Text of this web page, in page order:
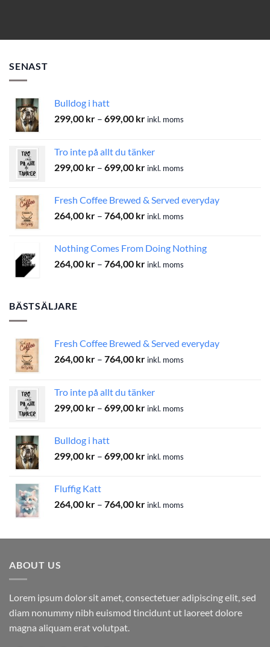
SENAST
Bulldog i hatt
299,00 kr – 699,00 krPrisintervall:
699,00 kr
inkl. moms
Tro inte på allt du tänker
299,00 kr – 699,00 krPrisintervall:
699,00 kr
inkl. moms
Fresh Coffee Brewed & Served everyday
264,00 kr – 764,00 krPrisintervall:
764,00 kr
inkl. moms
Nothing Comes From Doing Nothing
264,00 kr – 764,00 krPrisintervall:
inkl. moms
BÄSTSÄLJARE
Fresh Coffee Brewed & Served everyday
264,00 kr – 764,00 krPrisintervall:
764,00 kr
inkl. moms
Tro inte på allt du tänker
299,00 kr – 699,00 krPrisintervall:
inkl. moms
Bulldog i hatt
299,00 kr – 699,00 krPrisintervall:
inkl. moms
Fluffig Katt
264,00 kr – 764,00 krPrisintervall:
764,00 kr
inkl. moms
ABOUT US
Lorem ipsum dolor sit amet, consectetuer adipiscing elit, sed
diam nonummy nibh euismod tincidunt ut laoreet dolore
magna aliquam erat volutpat.